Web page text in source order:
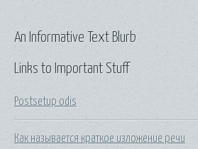
Links to Important Stuff
Postsetup odis
Как называется краткое изложение речи
An Informative Text Blurb